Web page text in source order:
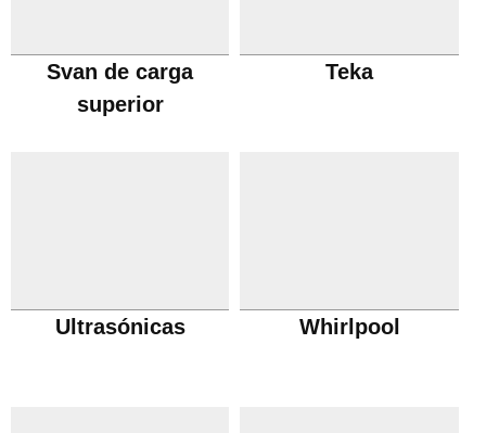
Svan de carga
superior
Teka
Ultrasónicas Whirlpool